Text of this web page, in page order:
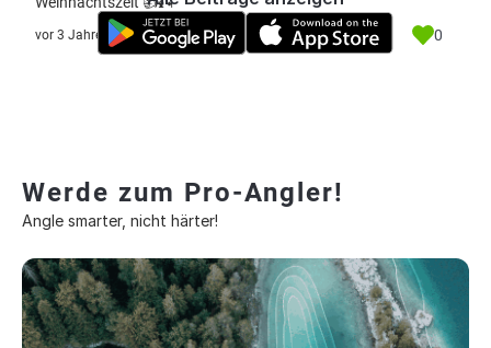
vor 3 Jahre 0
Werde zum Pro-Angler!
Angle smarter, nicht härter!